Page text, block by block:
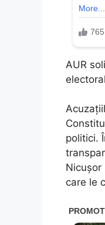
AUR
politici.
Nicușor
care le